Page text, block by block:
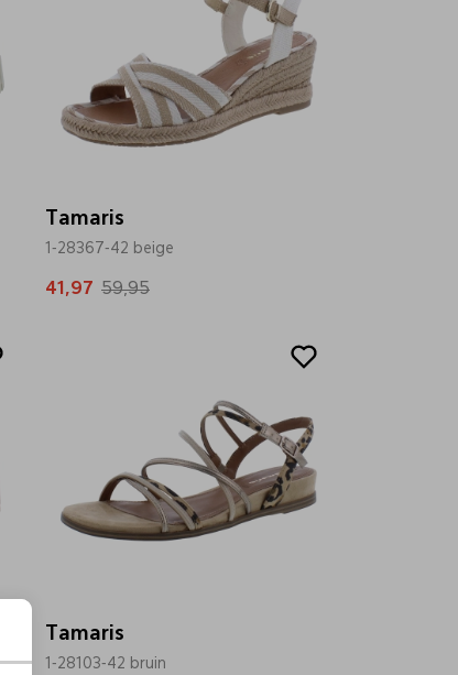
Tamaris
1-28367-42 beige
41,97 59,95
Tamaris
1-28103-42 bruin